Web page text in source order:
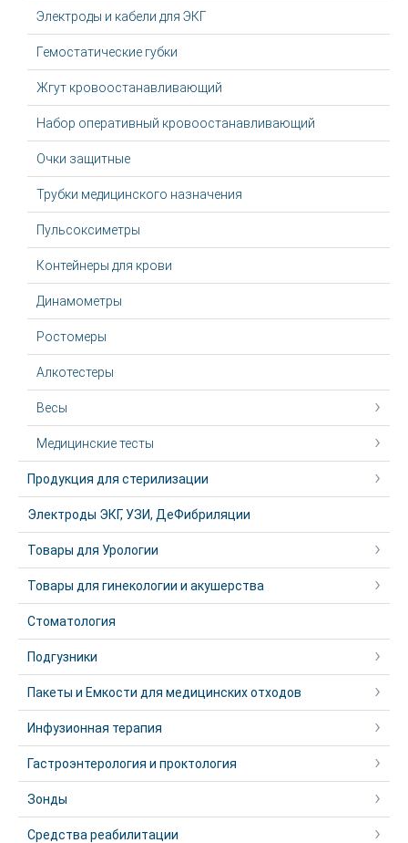
Электроды и кабели для ЭКГ
Гемостатические губки
Жгут крoвooстaнaвливaющий
Набор оперативный кровоостанавливающий
Очки защитные
Трубки медицинского назначения
Пульсоксиметры
Контейнеры для крови
Динамометры
Ростомеры
Алкотестеры
Весы
Медицинские тесты
Продукция для стерилизации
Электроды ЭКГ, УЗИ, ДеФибриляции
Товары для Урологии
Товары для гинекологии и акушерства
Стоматология
Подгузники
Пакеты и Емкости для медицинских отходов
Инфузионная терапия
Гастроэнтерология и проктология
Зонды
Средства реабилитации